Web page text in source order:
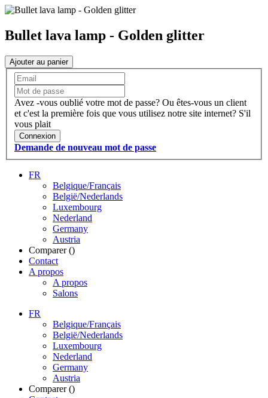
Bullet lava lamp - Golden glitter
Ajouter au panier
Avez -vous oublié votre mot de passe? Ou êtes-vous un client
et c'est la première fois que vous utilisez notre site internet? S'il
vous plait
Connexion
Demande de nouveau mot de passe
FR
Belgique/Français
België/Nederlands
Luxembourg
Nederland
Germany
Austria
Comparer ()
Contact
A propos
A propos
Salons
FR
Belgique/Français
België/Nederlands
Luxembourg
Nederland
Germany
Austria
Comparer ()